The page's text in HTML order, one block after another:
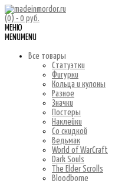
(0) - 0 руб.
МЕНЮ
MENU MENU
Все товары
Статуэтки
Фигурки
Кольца и кулоны
Разное
Значки
Постеры
Наклейки
Со скидкой
Ведьмак
World of WarCraft
Dark Souls
The Elder Scrolls
Bloodborne